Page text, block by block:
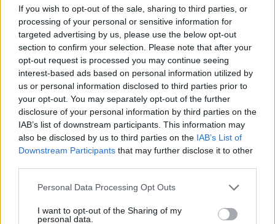
If you wish to opt-out of the sale, sharing to third parties, or
processing of your personal or sensitive information for
targeted advertising by us, please use the below opt-out
section to confirm your selection. Please note that after your
opt-out request is processed you may continue seeing
interest-based ads based on personal information utilized by
us or personal information disclosed to third parties prior to
your opt-out. You may separately opt-out of the further
disclosure of your personal information by third parties on the
IAB’s list of downstream participants. This information may
also be disclosed by us to third parties on the IAB’s List of
Downstream Participants that may further disclose it to other
Personal Data Processing Opt Outs
I want to opt-out of the Sharing of my
personal data.
Portfolio
2026. április 16. 14:27
Szerbia 2026 áprilisában újabb jelentős
fegyverbeszerzési szerződések aláírását
jelentette be. A Dunav Intel elemzőcég szerint
ezek nagy valószínűséggel további kínai
légvédelmi rendszerek vásárlását foglalják
magukban - közölte az Army Recognition.
hogy országa a következő napokban "rendkívül fontos"
biztonsági helyzet januárhoz képesti romlására